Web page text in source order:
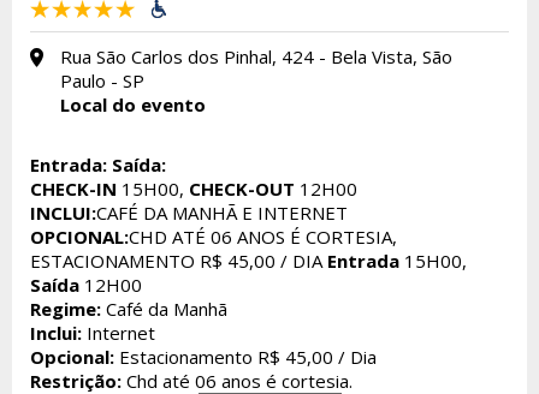
Rua São Carlos dos Pinhal, 424 - Bela Vista, São
Paulo - SP
Local do evento
Entrada: Saída:
CHECK-IN 15H00, CHECK-OUT 12H00
INCLUI:CAFÉ DA MANHÃ E INTERNET
OPCIONAL:CHD ATÉ 06 ANOS É CORTESIA,
ESTACIONAMENTO R$ 45,00 / DIA Entrada 15H00,
Saída 12H00
Regime: Café da Manhã
Inclui: Internet
Opcional: Estacionamento R$ 45,00 / Dia
Restrição: Chd até 06 anos é cortesia.